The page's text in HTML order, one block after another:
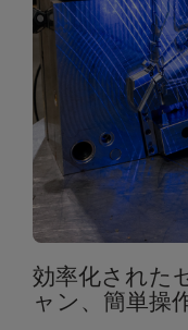
効率化された
ャン、簡単操